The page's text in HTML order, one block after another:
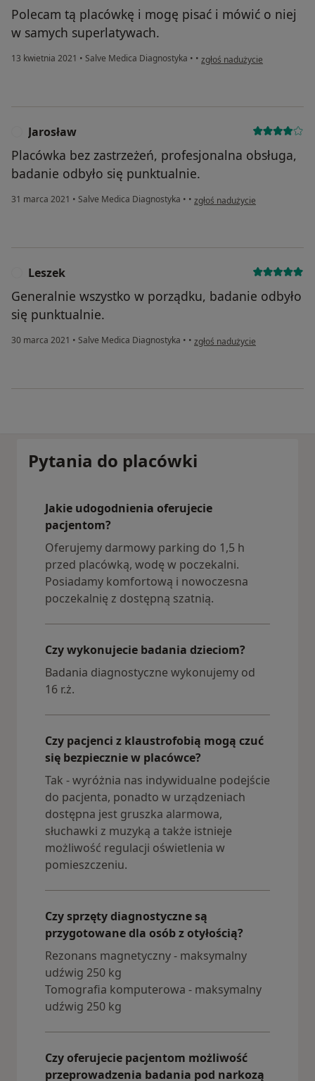
Polecam tą placówkę i mogę pisać i mówić o niej
w samych superlatywach.
13 kwietnia 2021 • Salve Medica Diagnostyka • • w opinii użytkownika
zgłoś nadużycie
Jarosław
Placówka bez zastrzeżeń, profesjonalna obsługa,
badanie odbyło się punktualnie.
31 marca 2021 • Salve Medica Diagnostyka • • w opinii użytkownika Jarosław
zgłoś nadużycie
Leszek
Generalnie wszystko w porządku, badanie odbyło
się punktualnie.
30 marca 2021 • Salve Medica Diagnostyka • • w opinii użytkownika Leszek
zgłoś nadużycie
Pytania do placówki
Jakie udogodnienia oferujecie
pacjentom?
Oferujemy darmowy parking do 1,5 h
przed placówką, wodę w poczekalni.
Posiadamy komfortową i nowoczesna
poczekalnię z dostępną szatnią.
Czy wykonujecie badania dzieciom?
Badania diagnostyczne wykonujemy od
16 r.ż.
Czy pacjenci z klaustrofobią mogą czuć
się bezpiecznie w placówce?
Tak - wyróżnia nas indywidualne podejście
do pacjenta, ponadto w urządzeniach
dostępna jest gruszka alarmowa,
słuchawki z muzyką a także istnieje
możliwość regulacji oświetlenia w
pomieszczeniu.
Czy sprzęty diagnostyczne są
przygotowane dla osób z otyłością?
Rezonans magnetyczny - maksymalny
udźwig 250 kg
Tomografia komputerowa - maksymalny
udźwig 250 kg
Czy oferujecie pacjentom możliwość
przeprowadzenia badania pod narkozą